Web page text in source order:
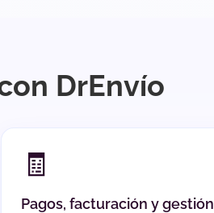
DrEnvío
🧾
Pagos, facturación y gestión